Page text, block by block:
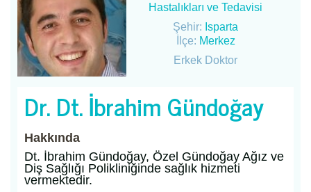
Hastalıkları ve Tedavisi
Şehir: Isparta
İlçe: Merkez
Erkek Doktor
Dr. Dt. İbrahim Gündoğay
Hakkında
Dt. İbrahim Gündoğay, Özel Gündoğay Ağız ve
Diş Sağlığı Polikliniğinde sağlık hizmeti
vermektedir.